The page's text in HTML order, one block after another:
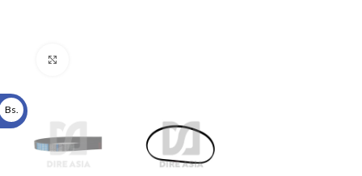
Bs.